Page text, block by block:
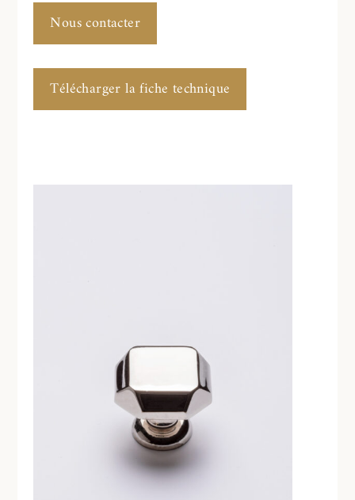
Nous contacter
Télécharger la fiche technique